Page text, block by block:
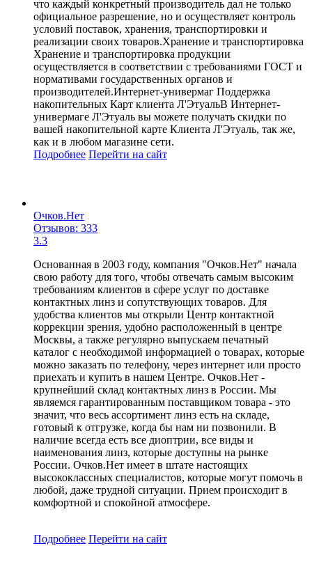
что каждый конкретный производитель дал не только
официальное разрешение, но и осуществляет контроль
условий поставок, хранения, транспортировки и
реализации своих товаров.Хранение и транспортировка
Хранение и транспортировка продукции
осуществляется в соответствии с требованиями ГОСТ и
нормативами государственных органов и
производителей.Интернет-универмаг Поддержка
накопительных Карт клиента Л'ЭтуальВ Интернет-
универмаге Л'Этуаль вы можете получать скидки по
вашей накопительной карте Клиента Л'Этуаль, так же,
как и в любом магазине сети.
Подробнее Перейти на сайт
Очков.Нет
Отзывов: 333
3.3
Основанная в 2003 году, компания "Очков.Нет" начала
свою работу для того, чтобы отвечать самым высоким
требованиям клиентов в сфере услуг по доставке
контактных линз и сопутствующих товаров. Для
удобства клиентов мы открыли Центр контактной
коррекции зрения, удобно расположенный в центре
Москвы, а также регулярно выпускаем печатный
каталог с необходимой информацией о товарах, которые
можно заказать по телефону, через интернет или просто
приехать и купить в нашем Центре. Очков.Нет -
крупнейший склад контактных линз в России. Мы
являемся гарантированным поставщиком товара - это
значит, что весь ассортимент линз есть на складе,
готовый к отгрузке, когда бы нам ни позвонили. В
наличие всегда есть все диоптрии, все виды и
наименования линз, которые доступны на рынке
России. Очков.Нет имеет в штате настоящих
высококлассных специалистов, которые могут помочь в
любой, даже трудной ситуации. Прием происходит в
комфортной и спокойной атмосфере.
Подробнее Перейти на сайт